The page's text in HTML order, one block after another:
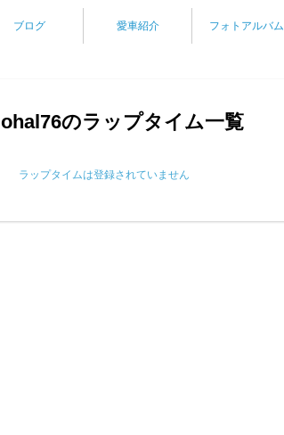
ブログ 愛車紹介 フォトアルバム
ohal76のラップタイム一覧
ラップタイムは登録されていません